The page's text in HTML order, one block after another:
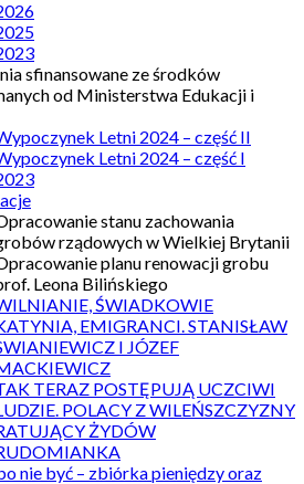
sfinansowane ze środków
od Ministerstwa Edukacji i
Letni 2024 – część II
Letni 2024 – część I
stanu zachowania
rządowych w Wielkiej Brytanii
planu renowacji grobu
Leona Bilińskiego
ŚWIADKOWIE
EMIGRANCI. STANISŁAW
I JÓZEF
TERAZ POSTĘPUJĄ UCZCIWI
POLACY Z WILEŃSZCZYZNY
ŻYDÓW
nie być – zbiórka pieniędzy oraz